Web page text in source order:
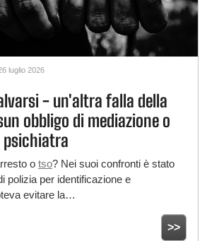
luglio 2026
- un'altra falla della
obbligo di mediazione o
psichiatra
o tso? Nei suoi confronti è stato
polizia per identificazione e
evitare la…
>>